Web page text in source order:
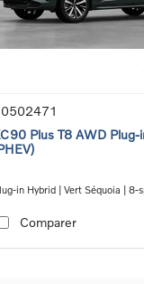
Plus T8 AWD Plug-
in Hybrid | Vert Séquoia | 8-
Comparer